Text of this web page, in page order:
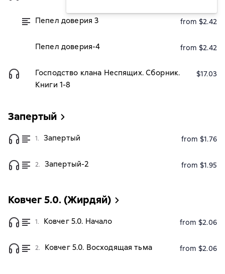
Пепел доверия 3 from $2.42
Пепел доверия-4 from $2.42
Господство клана Неспящих. Сборник.
Книги 1-8
$17.03
Запертый
1. Запертый from $1.76
2. Запертый-2 from $1.95
Ковчег 5.0. (Жирдяй)
1. Ковчег 5.0. Начало from $2.06
2. Ковчег 5.0. Восходящая тьма from $2.06